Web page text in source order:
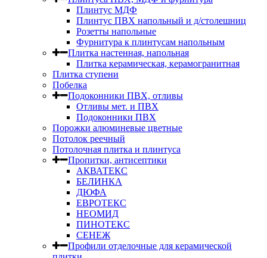
Плинтус МДФ
Плинтус ПВХ напольный и д/столешниц
Розетты напольные
Фурнитура к плинтусам напольным
Плитка настенная, напольная
Плитка керамическая, керамогранитная
Плитка ступени
Побелка
Подоконники ПВХ, отливы
Отливы мет. и ПВХ
Подоконники ПВХ
Порожки алюминевые цветные
Потолок реечный
Потолочная плитка и плинтуса
Пропитки, антисептики
АКВАТЕКС
БЕЛИНКА
ДЮФА
ЕВРОТЕКС
НЕОМИД
ПИНОТЕКС
СЕНЕЖ
Профили отделочные для керамической